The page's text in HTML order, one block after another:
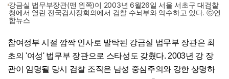
강금실 법무부장관(맨 왼쪽)이 2003년 6월26일 서울 서초구 대검찰
청에서 열린 전국검사장회의에서 검찰 수뇌부와 악수하고 있다. ⓒ연
합뉴스
참여정부 시절 깜짝 인사로 발탁된 강금실 법무부 장관은 최
초의 '여성' 법무부 장관으로 스타성도 갖췄다. 2003년 강 장
관이 임명될 당시 검찰 조직은 남성 중심주의와 강한 상명하